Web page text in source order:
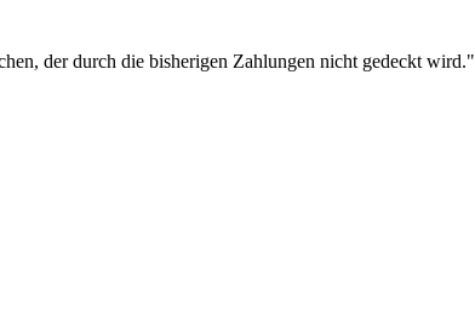
der durch die bisherigen Zahlungen nicht gedeckt wird."